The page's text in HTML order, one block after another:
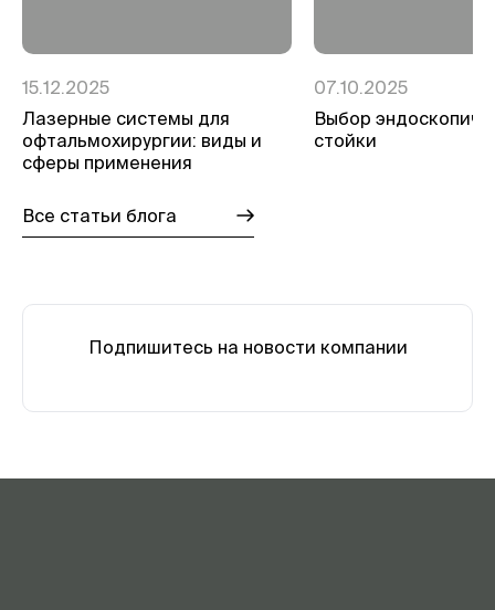
15.12.2025
Лазерные системы для
офтальмохирургии: виды и
сферы применения
07.10.2025
Выбор
стойки
Все статьи блога
Подпишитесь на новости компании